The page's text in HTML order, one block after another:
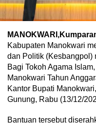
Kabupaten Manokwari
dan Politik (Kesbangpol)
Bagi Tokoh Agama
Manokwari Tahun
Kantor Bupati
Gunung, Rabu (13/12/
Bantuan tersebut